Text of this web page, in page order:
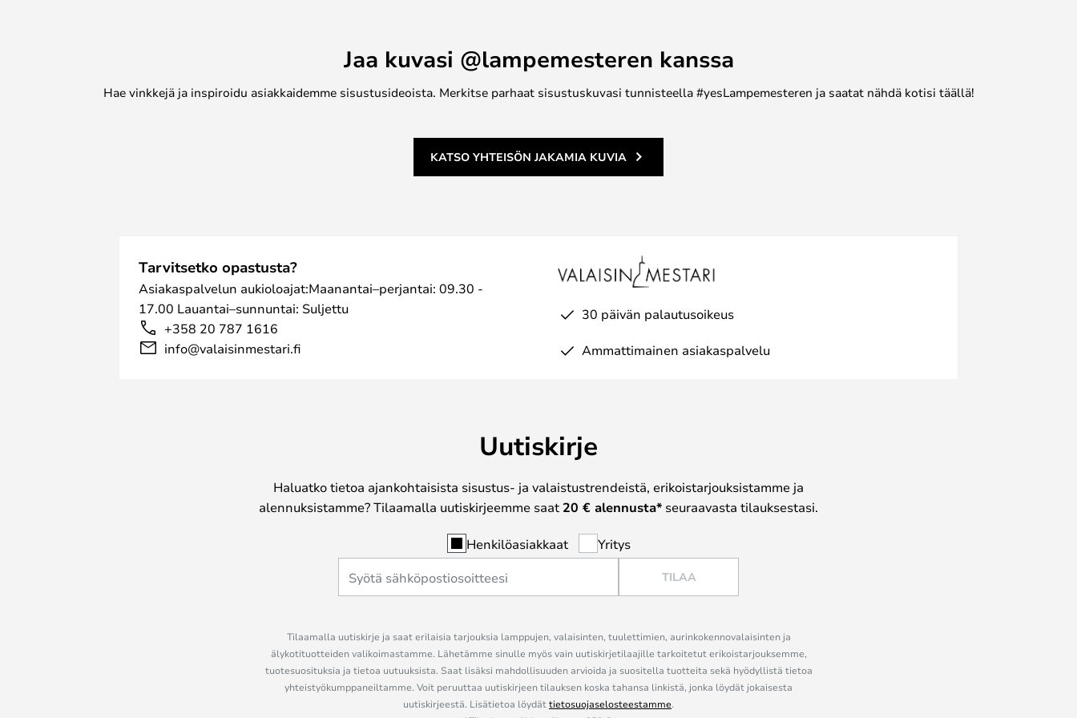
Jaa kuvasi @lampemesteren kanssa
Hae vinkkejä ja inspiroidu asiakkaidemme sisustusideoista. Merkitse parhaat sisustuskuvasi tunnisteella #yesLampemesteren ja saatat nähdä kotisi täällä!
KATSO YHTEISÖN JAKAMIA KUVIA
Tarvitsetko opastusta?
Asiakaspalvelun aukioloajat:Maanantai–perjantai: 09.30 -
17.00 Lauantai–sunnuntai: Suljettu
+358 20 787 1616
info@valaisinmestari.fi
30 päivän palautusoikeus
Ammattimainen asiakaspalvelu
Uutiskirje
Haluatko tietoa ajankohtaisista sisustus- ja valaistustrendeistä, erikoistarjouksistamme ja
alennuksistamme? Tilaamalla uutiskirjeemme saat 20 € alennusta* seuraavasta tilauksestasi.
Henkilöasiakkaat Yritys
TILAA
Tilaamalla uutiskirje ja saat erilaisia tarjouksia lamppujen, valaisinten, tuulettimien, aurinkokennovalaisinten ja
älykotituotteiden valikoimastamme. Lähetämme sinulle myös vain uutiskirjetilaajille tarkoitetut erikoistarjouksemme,
tuotesuosituksia ja tietoa uutuuksista. Saat lisäksi mahdollisuuden arvioida ja suositella tuotteita sekä hyödyllistä tietoa
yhteistyökumppaneiltamme. Voit peruuttaa uutiskirjeen tilauksen koska tahansa linkistä, jonka löydät jokaisesta
uutiskirjeestä. Lisätietoa löydättietosuojaselosteestamme.